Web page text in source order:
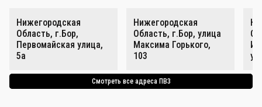
Нижегородская
Область, г.Бор,
Первомайская улица,
5а
Нижегородская
Область, г.Бор, улица
Максима Горького,
103
Смотреть все адреса ПВЗ